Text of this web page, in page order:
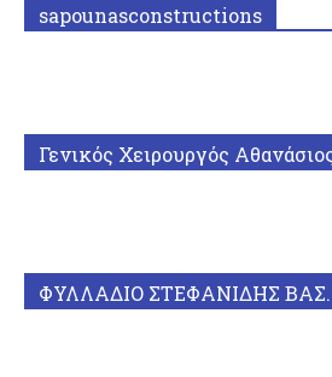
sapounasconstructions
Γενικός Χειρουργός
ΦΥΛΛΑΔΙΟ ΣΤΕΦΑΝΙΔΗΣ ΒΑΣ.